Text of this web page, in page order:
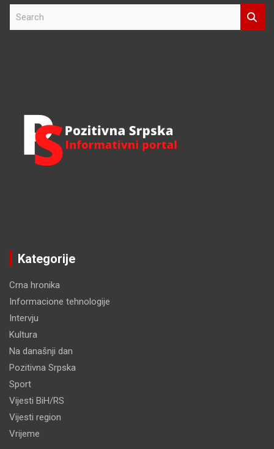
Kategorije
Crna hronika
Informacione tehnologije
Intervju
Kultura
Na današnji dan
Pozitivna Srpska
Sport
Vijesti BiH/RS
Vijesti region
Vrijeme